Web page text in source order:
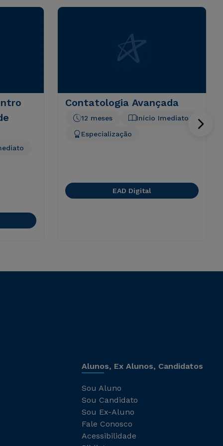
Contatologia Avançada
Início Imediato
12 meses
Especialização
EAD Digital
Alunos, Ex Alunos, Candidatos
Sou Aluno
Sou Candidato
Sou Ex-Aluno
Fale Conosco
Acessibilidade